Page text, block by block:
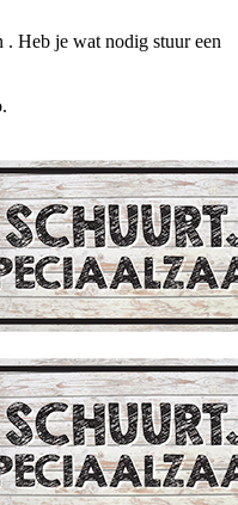
Heb je wat nodig stuur een